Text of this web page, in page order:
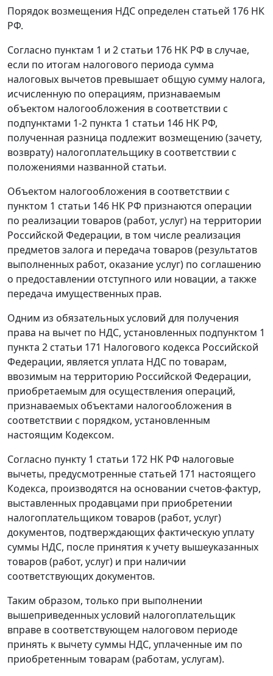
Порядок возмещения НДС определен статьей 176 НК
РФ.
Согласно пунктам 1 и 2 статьи 176 НК РФ в случае,
если по итогам налогового периода сумма
налоговых вычетов превышает общую сумму налога,
исчисленную по операциям, признаваемым
объектом налогообложения в соответствии с
подпунктами 1-2 пункта 1 статьи 146 НК РФ,
полученная разница подлежит возмещению (зачету,
возврату) налогоплательщику в соответствии с
положениями названной статьи.
Объектом налогообложения в соответствии с
пунктом 1 статьи 146 НК РФ признаются операции
по реализации товаров (работ, услуг) на территории
Российской Федерации, в том числе реализация
предметов залога и передача товаров (результатов
выполненных работ, оказание услуг) по соглашению
о предоставлении отступного или новации, а также
передача имущественных прав.
Одним из обязательных условий для получения
права на вычет по НДС, установленных подпунктом 1
пункта 2 статьи 171 Налогового кодекса Российской
Федерации, является уплата НДС по товарам,
ввозимым на территорию Российской Федерации,
приобретаемым для осуществления операций,
признаваемых объектами налогообложения в
соответствии с порядком, установленным
настоящим Кодексом.
Согласно пункту 1 статьи 172 НК РФ налоговые
вычеты, предусмотренные статьей 171 настоящего
Кодекса, производятся на основании счетов-фактур,
выставленных продавцами при приобретении
налогоплательщиком товаров (работ, услуг)
документов, подтверждающих фактическую уплату
суммы НДС, после принятия к учету вышеуказанных
товаров (работ, услуг) и при наличии
соответствующих документов.
Таким образом, только при выполнении
вышеприведенных условий налогоплательщик
вправе в соответствующем налоговом периоде
принять к вычету суммы НДС, уплаченные им по
приобретенным товарам (работам, услугам).